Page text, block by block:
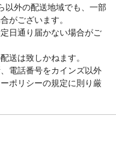
以外の配送地域でも、一部
がございます。
日通り届かない場合がご
送は致しかねます。
電話番号をカインズ以外
ポリシーの規定に則り厳